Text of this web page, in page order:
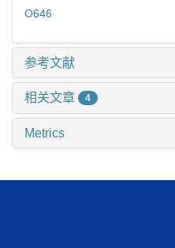
O646
参考文献
相关文章 4
Metrics